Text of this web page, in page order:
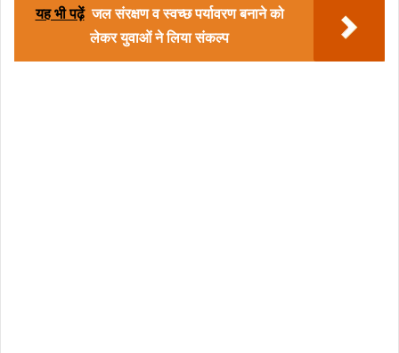
यह भी पढ़ें जल संरक्षण व स्वच्छ पर्यावरण बनाने को
लेकर युवाओं ने लिया संकल्प